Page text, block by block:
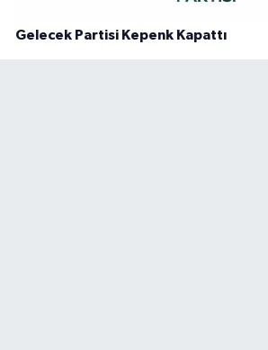
Gelecek Partisi Kepenk Kapattı